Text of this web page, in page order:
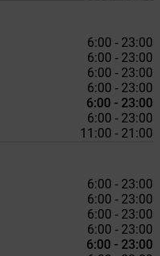
6:00 - 23:00
6:00 - 23:00
6:00 - 23:00
6:00 - 23:00
6:00 - 23:00
6:00 - 23:00
11:00 - 21:00
6:00 - 23:00
6:00 - 23:00
6:00 - 23:00
6:00 - 23:00
6:00 - 23:00